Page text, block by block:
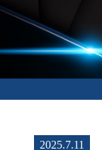
2025.7.11